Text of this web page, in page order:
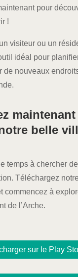
pour
!
visiteur ou un
idéal pour
de nouveaux
belle
temps à chercher
Téléchargez
commencez à
de l’Arche.
sur le Play